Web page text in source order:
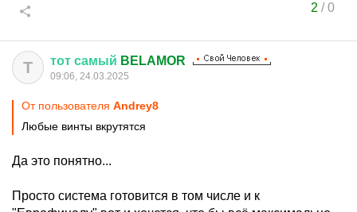
2 /0
Т тот самый BELAMOR
09:06, 24.03.2025
От пользователя Аndrey8
Любые винты вкрутятся
Да это понятно...
Просто система готовится в том числе и к